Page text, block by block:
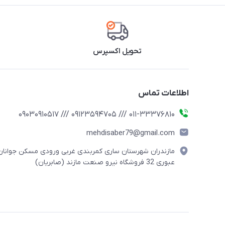
تحویل اکسپرس
اطلاعات تماس
011-33376810 /// 09123594705 /// 09030910517
mehdisaber79@gmail.com
مازندران شهرستان ساری کمربندی غربی ورودی مسکن
عبوری 32 فروشگاه نیرو صنعت مازند (صابریان)